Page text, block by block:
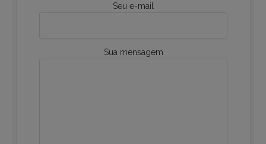
Seu e-mail
Sua mensagem